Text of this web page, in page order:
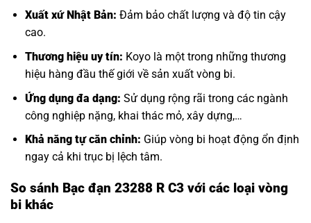
Xuất xứ Nhật Bản: Đảm bảo chất lượng và độ tin cậy
cao.
Thương hiệu uy tín: Koyo là một trong những thương
hiệu hàng đầu thế giới về sản xuất vòng bi.
Ứng dụng đa dạng: Sử dụng rộng rãi trong các ngành
công nghiệp nặng, khai thác mỏ, xây dựng,…
Khả năng tự căn chỉnh: Giúp vòng bi hoạt động ổn định
ngay cả khi trục bị lệch tâm.
So sánh Bạc đạn 23288 R C3 với các loại vòng
bi khác